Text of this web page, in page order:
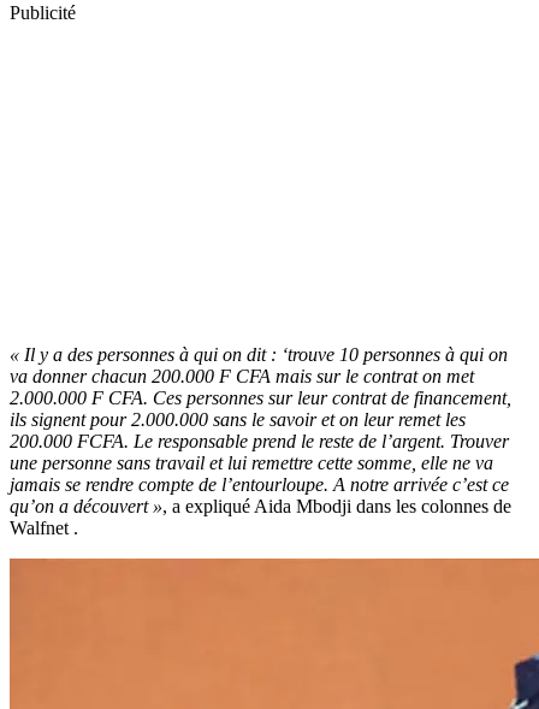
Publicité
« Il y a des personnes à qui on dit : ‘trouve 10 personnes à qui on
va donner chacun 200.000 F CFA mais sur le contrat on met
2.000.000 F CFA. Ces personnes sur leur contrat de financement,
ils signent pour 2.000.000 sans le savoir et on leur remet les
200.000 FCFA. Le responsable prend le reste de l’argent. Trouver
une personne sans travail et lui remettre cette somme, elle ne va
jamais se rendre compte de l’entourloupe. A notre arrivée c’est ce
qu’on a découvert », a expliqué Aida Mbodji dans les colonnes de
Walfnet .